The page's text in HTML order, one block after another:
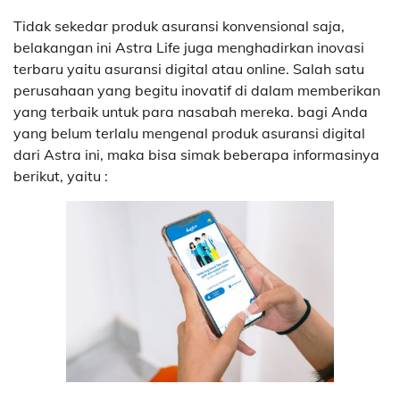
Tidak sekedar produk asuransi konvensional saja,
belakangan ini Astra Life juga menghadirkan inovasi
terbaru yaitu asuransi digital atau online. Salah satu
perusahaan yang begitu inovatif di dalam memberikan
yang terbaik untuk para nasabah mereka. bagi Anda
yang belum terlalu mengenal produk asuransi digital
dari Astra ini, maka bisa simak beberapa informasinya
berikut, yaitu :